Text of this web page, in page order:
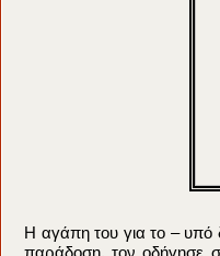
Η αγάπη του για το – υπό
παράδοση, τον οδήγησε